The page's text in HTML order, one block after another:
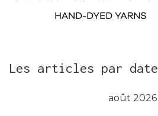
Les articles par date
août 2026